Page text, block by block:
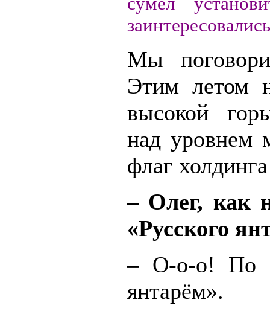
Мы
Этим летом
высокой
над уровнем
флаг
– Олег, как
«Русского
– О-о-о! По
янтарём».